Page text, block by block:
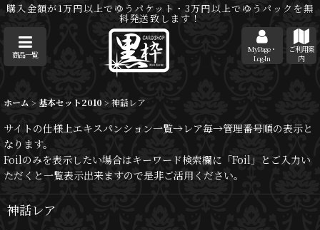
購入金額が1万円以上でゆうパケット・3万円以上でゆうパックを無
料発送致します！
商品一覧
MyPage・
Log-In
ご利用案
内
ホーム > 基本セット2010 > 神話レア
サイトの仕様上エキスパンション一覧→レア毎→管理番号順の表示と
なります。
Foilのみを表示したい場合はキーワード検索欄に「Foil」とご入力い
ただくと一覧表示出来ますので是非ご活用ください。
神話レア